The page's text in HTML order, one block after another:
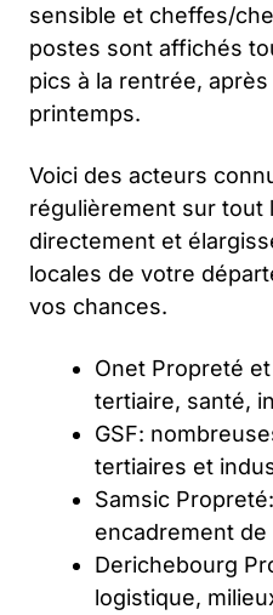
sensible et cheffes/
postes sont affichés
pics à la rentrée,
printemps.
Voici des acteurs
régulièrement sur tout
directement et
locales de votre
vos chances.
Onet Propreté
tertiaire, santé,
GSF:
tertiaires et
Samsic
encadrement de
Derichebourg
logistique,